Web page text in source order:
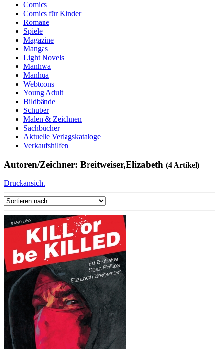
Comics
Comics für Kinder
Romane
Spiele
Magazine
Mangas
Light Novels
Manhwa
Manhua
Webtoons
Young Adult
Bildbände
Schuber
Malen & Zeichnen
Sachbücher
Aktuelle Verlagskataloge
Verkaufshilfen
Autoren/Zeichner: Breitweiser,Elizabeth (4 Artikel)
Druckansicht